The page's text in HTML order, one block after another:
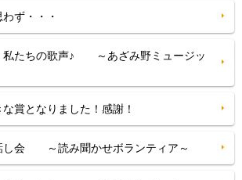
わず・・・
私たちの歌声♪ ～あざみ野ミュージッ
賞となりました！感謝！
し会 ～読み聞かせボランティア～